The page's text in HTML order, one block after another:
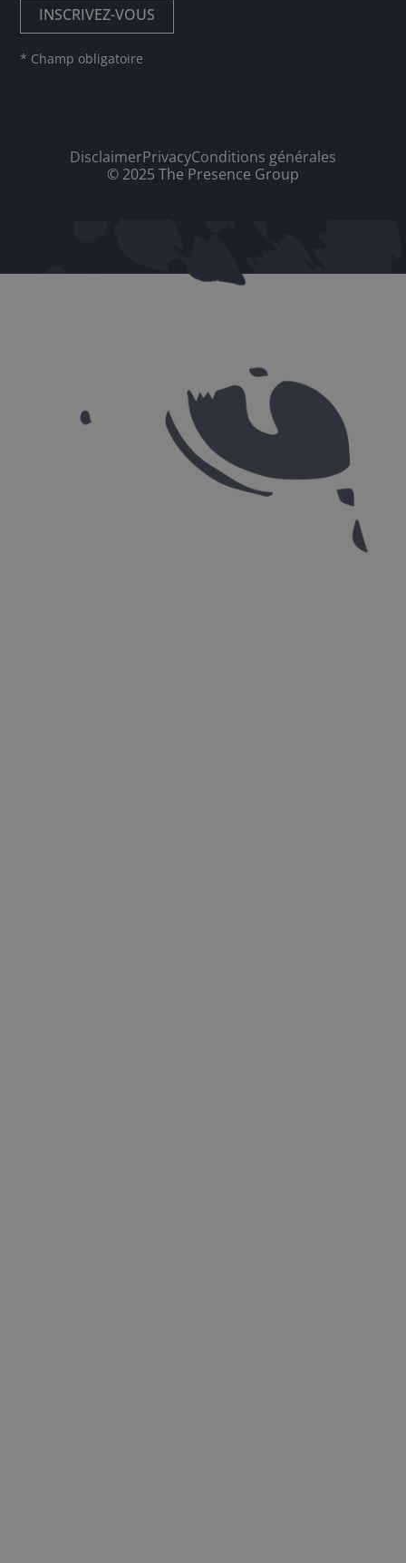
* Champ obligatoire
DisclaimerPrivacyConditions générales
© 2025 The Presence Group